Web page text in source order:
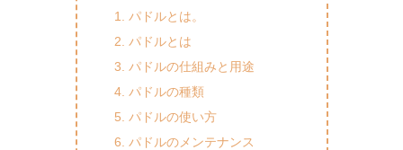
パドルとは。
パドルとは
パドルの仕組みと用途
パドルの種類
パドルの使い方
パドルのメンテナンス